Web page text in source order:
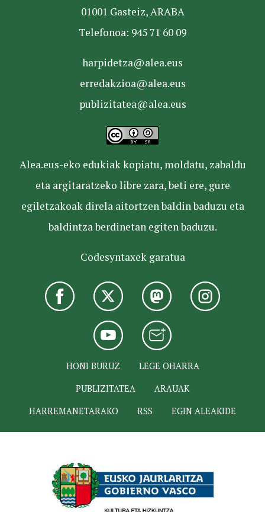
01001 Gasteiz, ARABA
Telefonoa: 945 71 60 09
harpidetza@alea.eus
erredakzioa@alea.eus
publizitatea@alea.eus
Alea.eus-eko edukiak kopiatu, moldatu, zabaldu
eta argitaratzeko libre zara, beti ere, gure
egiletzakoak direla aitortzen baldin baduzu eta
baldintza berdinetan egiten baduzu.
Codesyntaxek garatua
HONI BURUZ
LEGE OHARRA
PUBLIZITATEA
ARAUAK
HARREMANETARAKO
RSS EGIN ALEAKIDE